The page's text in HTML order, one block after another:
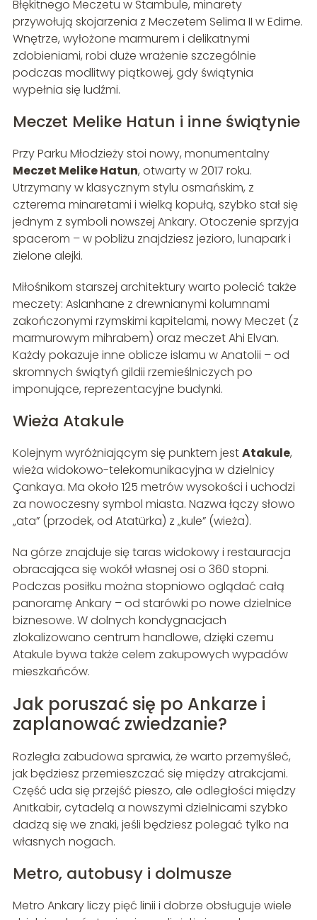
Błękitnego Meczetu w Stambule, minarety
przywołują skojarzenia z Meczetem Selima II w Edirne.
Wnętrze, wyłożone marmurem i delikatnymi
zdobieniami, robi duże wrażenie szczególnie
podczas modlitwy piątkowej, gdy świątynia
wypełnia się ludźmi.
Meczet Melike Hatun i inne świątynie
Przy Parku Młodzieży stoi nowy, monumentalny
Meczet Melike Hatun, otwarty w 2017 roku.
Utrzymany w klasycznym stylu osmańskim, z
czterema minaretami i wielką kopułą, szybko stał się
jednym z symboli nowszej Ankary. Otoczenie sprzyja
spacerom – w pobliżu znajdziesz jezioro, lunapark i
zielone alejki.
Miłośnikom starszej architektury warto polecić także
meczety: Aslanhane z drewnianymi kolumnami
zakończonymi rzymskimi kapitelami, nowy Meczet (z
marmurowym mihrabem) oraz meczet Ahi Elvan.
Każdy pokazuje inne oblicze islamu w Anatolii – od
skromnych świątyń gildii rzemieślniczych po
imponujące, reprezentacyjne budynki.
Wieża Atakule
Kolejnym wyróżniającym się punktem jestAtakule,
wieża widokowo-telekomunikacyjna w dzielnicy
Çankaya. Ma około 125 metrów wysokości i uchodzi
za nowoczesny symbol miasta. Nazwa łączy słowo
„ata” (przodek, od Atatürka) z „kule” (wieża).
Na górze znajduje się taras widokowy i restauracja
obracająca się wokół własnej osi o 360 stopni.
Podczas posiłku można stopniowo oglądać całą
panoramę Ankary – od starówki po nowe dzielnice
biznesowe. W dolnych kondygnacjach
zlokalizowano centrum handlowe, dzięki czemu
Atakule bywa także celem zakupowych wypadów
mieszkańców.
Jak poruszać się po Ankarze i
zaplanować zwiedzanie?
Rozległa zabudowa sprawia, że warto przemyśleć,
jak będziesz przemieszczać się między atrakcjami.
Część uda się przejść pieszo, ale odległości między
Anıtkabir, cytadelą a nowszymi dzielnicami szybko
dadzą się we znaki, jeśli będziesz polegać tylko na
własnych nogach.
Metro, autobusy i dolmusze
Metro Ankary liczy pięć linii i dobrze obsługuje wiele